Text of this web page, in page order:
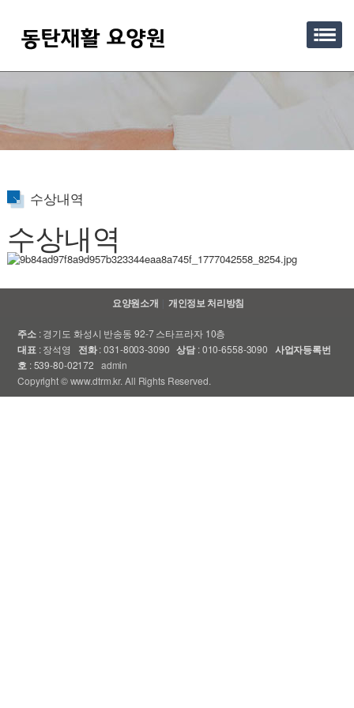
수상내역
수상내역
요양원소개 개인정보 처리방침
주소: 경기도 화성시 반송동 92-7 스타프라자 10층
대표 : 장석영 전화: 031-8003-3090 상담: 010-6558-3090 사업자등록번
호 : 539-80-02172 admin
Copyright © www.dtrm.kr. All Rights Reserved.